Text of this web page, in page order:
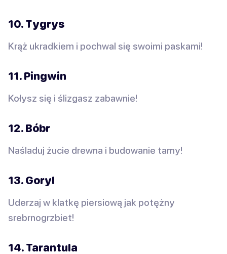
10. Tygrys
Krąż ukradkiem i pochwal się swoimi paskami!
11. Pingwin
Kołysz się i ślizgasz zabawnie!
12. Bóbr
Naśladuj żucie drewna i budowanie tamy!
13. Goryl
Uderzaj w klatkę piersiową jak potężny
srebrnogrzbiet!
14. Tarantula